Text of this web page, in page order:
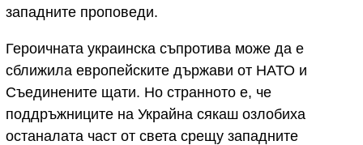
западните проповеди.
Героичната украинска съпротива може да е
сближила европейските държави от НАТО и
Съединените щати. Но странното е, че
поддръжниците на Украйна сякаш озлобиха
останалата част от света срещу западните